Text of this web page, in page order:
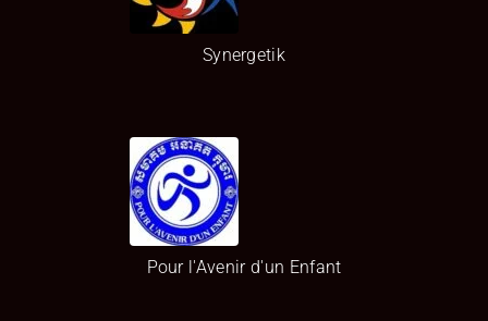
Synergetik
Pour l'Avenir d'un Enfant